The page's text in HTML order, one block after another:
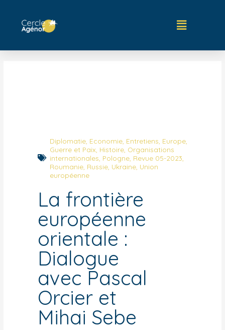
Diplomatie, Economie, Entretiens Europe,
Guerre et Paix Histoire, Organisations
internationales Pologne, Revue 05-2023
Roumanie, Russie, Ukraine, Union
européenne
La frontière
européenne
orientale :
Dialogue
avec Pascal
Orcier et
Mihai Sebe